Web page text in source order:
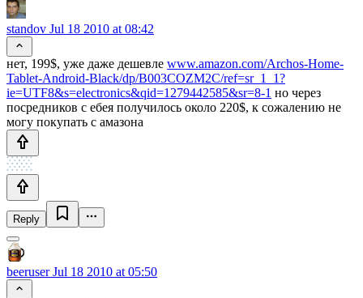
standov Jul 18 2010 at 08:42
нет, 199$, уже даже дешевле www.amazon.com/Archos-Home-
Tablet-Android-Black/dp/B003COZM2C/ref=sr_1_1?
ie=UTF8&s=electronics&qid=1279442585&sr=8-1 но через
посредников с ебея получилось около 220$, к сожалению не
могу покупать с амазона
Reply
beeruserJul 18 2010 at 05:50